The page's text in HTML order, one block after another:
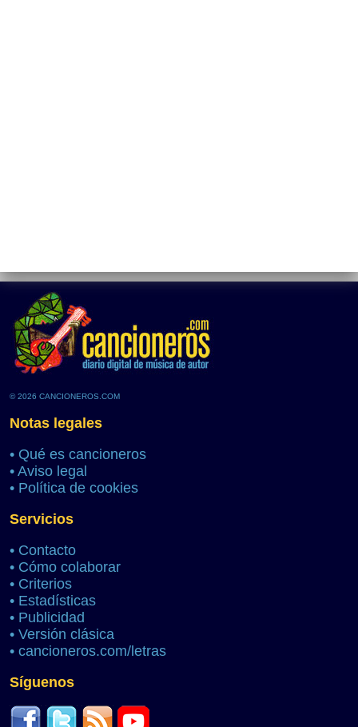
© 2026 CANCIONEROS.COM
Notas legales
• Qué es cancioneros
• Aviso legal
• Política de cookies
Servicios
• Contacto
• Cómo colaborar
• Criterios
• Estadísticas
• Publicidad
• Versión clásica
• cancioneros.com/letras
Síguenos